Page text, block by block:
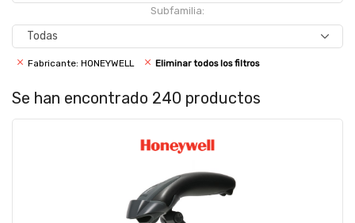
Subfamilia:
Fabricante: HONEYWELL Eliminar todos los filtros
Se han encontrado 240 productos